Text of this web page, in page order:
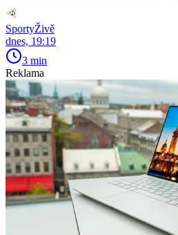
SportyŽivě
dnes, 19:19
3 min
Reklama